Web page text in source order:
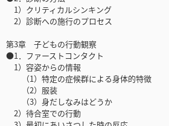
1）クリティカルシンキング
2）診断への施行のプロセス
第3章 子どもの行動観察
●1．ファーストコンタクト
1）容姿からの情報
（1）特定の症候群による身体的特徴
（2）服装
（3）身だしなみはどうか
2）待合室での行動